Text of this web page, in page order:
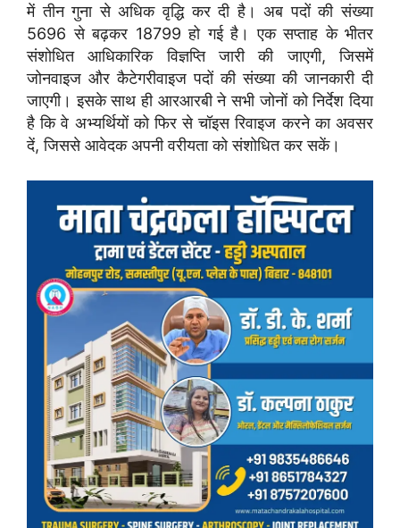
में तीन गुना से अधिक वृद्धि कर दी है। अब पदों की संख्या
5696 से बढ़कर 18799 हो गई है। एक सप्ताह के भीतर
संशोधित आधिकारिक विज्ञप्ति जारी की जाएगी, जिसमें
जोनवाइज और कैटेगरीवाइज पदों की संख्या की जानकारी दी
जाएगी। इसके साथ ही आरआरबी ने सभी जोनों को निर्देश दिया
है कि वे अभ्यर्थियों को फिर से चॉइस रिवाइज करने का अवसर
दें, जिससे आवेदक अपनी वरीयता को संशोधित कर सकें।